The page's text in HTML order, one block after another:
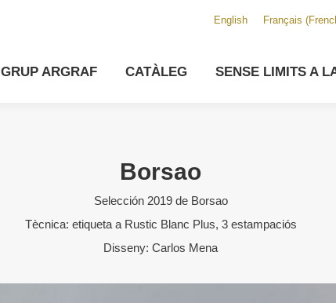
English Français (
GRUP ARGRAF CATÀLEG SENSE LIMITS A
Borsao
Selección 2019 de Borsao
Tècnica: etiqueta a Rustic Blanc Plus, 3 estampaciós
Disseny: Carlos Mena